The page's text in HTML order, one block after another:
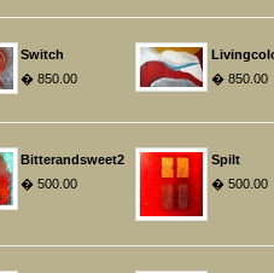
Switch
� 850.00
� 850.00
Bitterandsweet2
� 500.00
Spilt
� 500.00